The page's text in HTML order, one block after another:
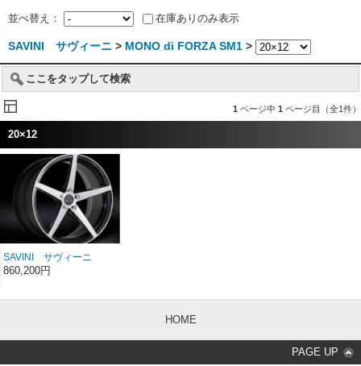
並べ替え： 在庫ありのみ表示
SAVINI サヴィーニ > MONO di FORZA SM1 >
ここをタップして検索
1 ページ中 1 ページ目（全1件）
20×12
SAVINI サヴィーニ
MONO di FORZA モノ デ
860,200円
HOME
PAGE UP